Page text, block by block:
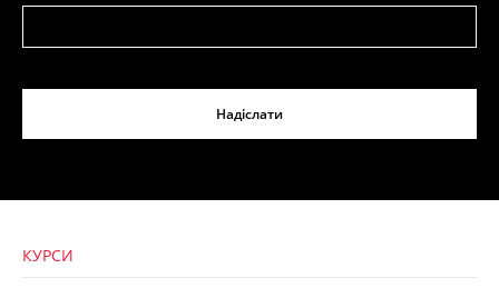
Надіслати
КУРСИ